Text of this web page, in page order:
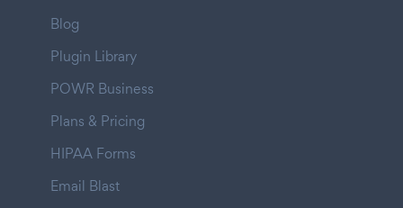
Blog
Plugin Library
POWR Business
Plans & Pricing
HIPAA Forms
Email Blast